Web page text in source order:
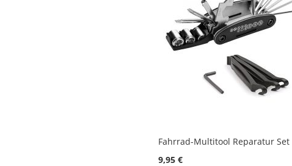
Fahrrad-Multitool Reparatur Set
9,95 €